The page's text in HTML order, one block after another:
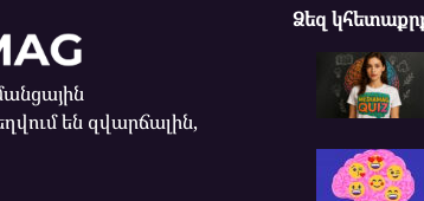
են զվարճալին,
Ձեզ